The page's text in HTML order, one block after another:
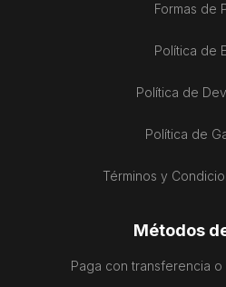
Formas de
Política de
Política de
Política de
Términos y
Métodos
Paga con transferencia